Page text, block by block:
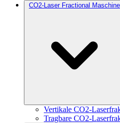
CO2-Laser Fractional Maschine
Vertikale CO2-
Tragbare CO2-